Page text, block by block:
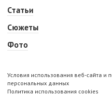
Статьи
Сюжеты
Фото
Условия использования веб-сайта и
персональных данных
Политика использования cookies